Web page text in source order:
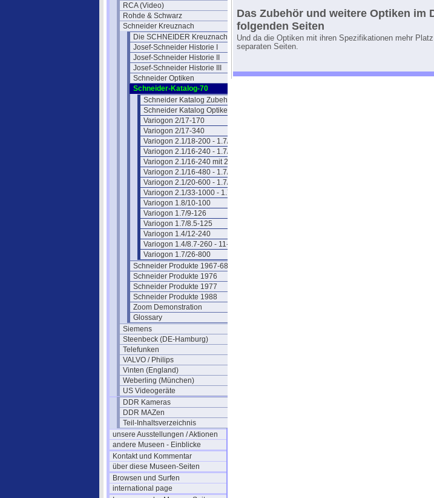
RCA (Video)
Rohde & Schwarz
Schneider Kreuznach
Die SCHNEIDER Kreuznach Historie
Josef-Schneider Historie I
Josef-Schneider Historie II
Josef-Schneider Historie III
Schneider Optiken
Schneider-Katalog-70
Schneider Katalog Zubehör
Schneider Katalog Optiken II
Variogon 2/17-170
Variogon 2/17-340
Variogon 2.1/18-200 - 1.7/14-150
Variogon 2.1/16-240 - 1.7/12.5-190
Variogon 2.1/16-240 mit 2x Enhancer
Variogon 2.1/16-480 - 1.7/12.5-375
Variogon 2.1/20-600 - 1.7/16-480
Variogon 2.1/33-1000 - 1.7/26-800
Variogon 1.8/10-100
Variogon 1.7/9-126
Variogon 1.7/8.5-125
Variogon 1.4/12-240
Variogon 1.4/8.7-260 - 11-333 - 18.5-550
Variogon 1.7/26-800
Schneider Produkte 1967-68
Schneider Produkte 1976
Schneider Produkte 1977
Schneider Produkte 1988
Zoom Demonstration
Glossary
Siemens
Steenbeck (DE-Hamburg)
Telefunken
VALVO / Philips
Vinten (England)
Weberling (München)
US Videogeräte
DDR Kameras
DDR MAZen
Teil-Inhaltsverzeichnis
unsere Ausstellungen / Aktionen
andere Museen - Einblicke
Kontakt und Kommentar
über diese Museen-Seiten
Browsen und Surfen
international page
Das Zubehör und weitere Optiken im
folgenden Seiten
Und da die Optiken mit ihren Spezifikationen mehr
separaten Seiten.